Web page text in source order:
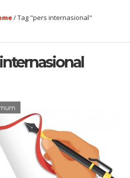
/Tag "pers internasional"